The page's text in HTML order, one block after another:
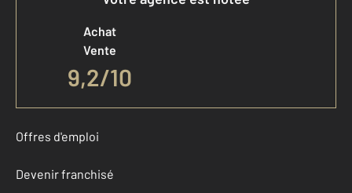
Achat
Vente
9,2/10
Offres d'emploi
Devenir franchisé